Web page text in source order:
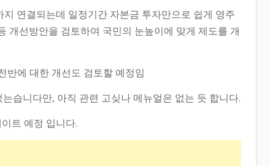
연결되는데 일정기간 자본금 투자만으로 쉽게 영주
개선방안을 검토하여 국민의 눈높이에 맞게 제도를 개
에 대한 개선도 검토할 예정임
습니다만, 아직 관련 고싲나 메뉴얼은 없는 듯 합니다.
트 예정 입니다.